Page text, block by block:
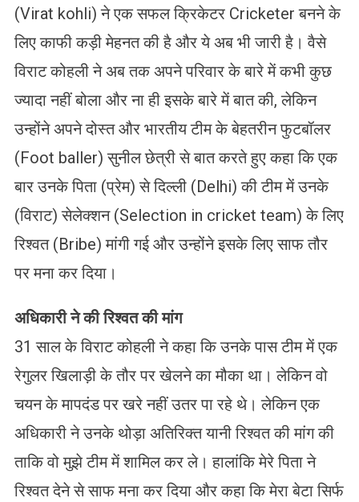
(Virat kohli) ने एक सफल क्रिकेटर Cricketer बनने के
लिए काफी कड़ी मेहनत की है और ये अब भी जारी है। वैसे
विराट कोहली ने अब तक अपने परिवार के बारे में कभी कुछ
ज्यादा नहीं बोला और ना ही इसके बारे में बात की, लेकिन
उन्होंने अपने दोस्त और भारतीय टीम के बेहतरीन फुटबॉलर
(Foot baller) सुनील छेत्री से बात करते हुए कहा कि एक
बार उनके पिता (प्रेम) से दिल्ली (Delhi) की टीम में उनके
(विराट) सेलेक्शन (Selection in cricket team) के लिए
रिश्वत (Bribe) मांगी गई और उन्होंने इसके लिए साफ तौर
पर मना कर दिया।
अधिकारी ने की रिश्वत की मांग
31 साल के विराट कोहली ने कहा कि उनके पास टीम में एक
रेगुलर खिलाड़ी के तौर पर खेलने का मौका था। लेकिन वो
चयन के मापदंड पर खरे नहीं उतर पा रहे थे। लेकिन एक
अधिकारी ने उनके थोड़ा अतिरिक्त यानी रिश्वत की मांग की
ताकि वो मुझे टीम में शामिल कर ले। हालांकि मेरे पिता ने
रिश्वत देने से साफ मना कर दिया और कहा कि मेरा बेटा सिर्फ